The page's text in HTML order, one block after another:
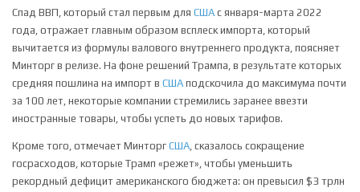
Спад ВВП, который стал первым для США с января-марта 2022
года, отражает главным образом всплеск импорта, который
вычитается из формулы валового внутреннего продукта, поясняет
Минторг в релизе. На фоне решений Трампа, в результате которых
средняя пошлина на импорт в США подскочила до максимума почти
за 100 лет, некоторые компании стремились заранее ввезти
иностранные товары, чтобы успеть до новых тарифов.
Кроме того, отмечает Минторг США, сказалось сокращение
госрасходов, которые Трамп «режет», чтобы уменьшить
рекордный дефицит американского бюджета: он превысил $3 трлн